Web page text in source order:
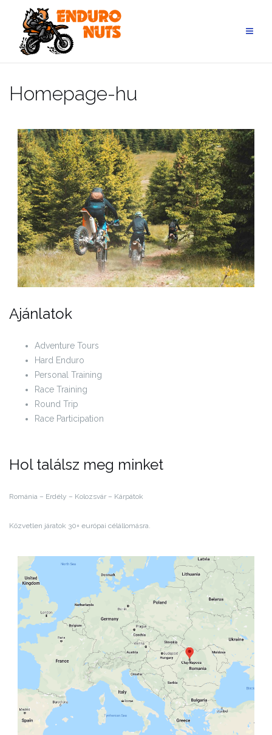
content
Homepage-hu
Ajánlatok
Adventure Tours
Hard Enduro
Personal Training
Race Training
Round Trip
Race Participation
Hol találsz meg minket
Románia – Erdély – Kolozsvár – Kárpátok
Közvetlen járatok 30+ európai célállomásra.